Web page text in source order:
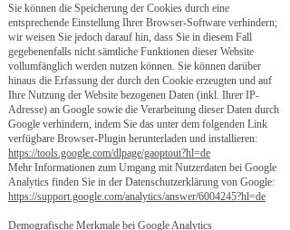
Sie können die Speicherung der Cookies durch eine
entsprechende Einstellung Ihrer Browser-Software verhindern;
wir weisen Sie jedoch darauf hin, dass Sie in diesem Fall
gegebenenfalls nicht sämtliche Funktionen dieser Website
vollumfänglich werden nutzen können. Sie können darüber
hinaus die Erfassung der durch den Cookie erzeugten und auf
Ihre Nutzung der Website bezogenen Daten (inkl. Ihrer IP-
Adresse) an Google sowie die Verarbeitung dieser Daten durch
Google verhindern, indem Sie das unter dem folgenden Link
verfügbare Browser-Plugin herunterladen und installieren:
https://tools.google.com/dlpage/gaoptout?hl=de
Mehr Informationen zum Umgang mit Nutzerdaten bei Google
Analytics finden Sie in der Datenschutzerklärung von Google:
https://support.google.com/analytics/answer/6004245?hl=de
Demografische Merkmale bei Google Analytics